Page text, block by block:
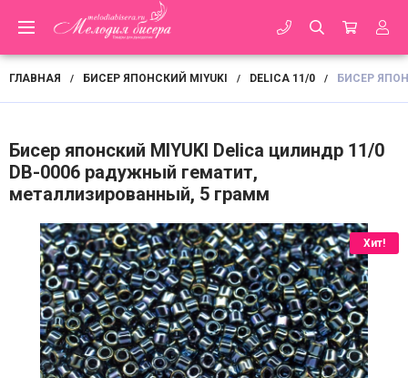
ГЛАВНАЯ / БИСЕР ЯПОНСКИЙ MIYUKI / DELICA 11/0 / БИСЕР
Бисер японский MIYUKI Delica цилиндр 11/0
DB-0006 радужный гематит,
металлизированный, 5 грамм
Хит!